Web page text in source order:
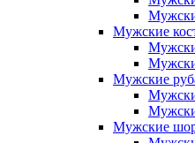
Мужские
Мужские
Мужские